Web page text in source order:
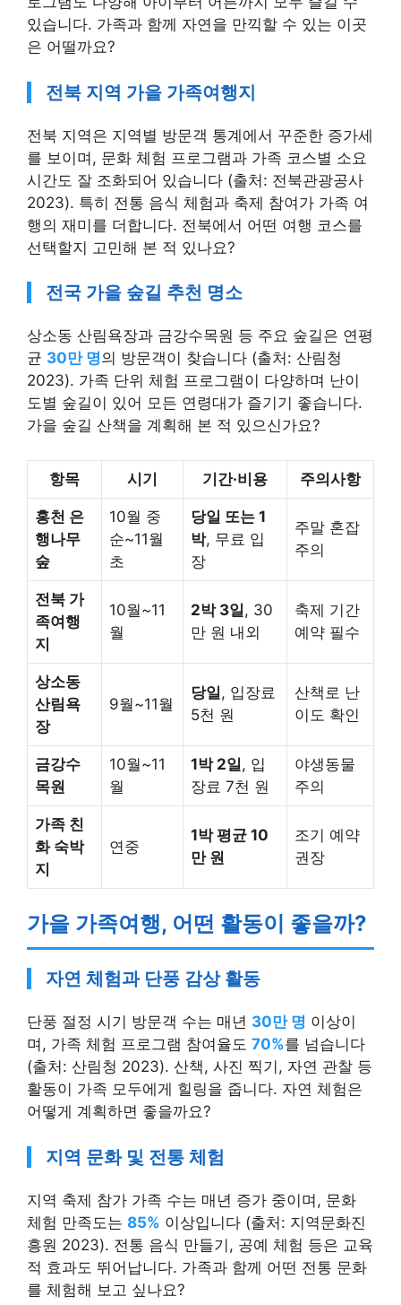
있습니다. 가족과 함께 자연을 만끽할 수 있는 이곳
은 어떨까요?
전북 지역 가을 가족여행지
전북 지역은 지역별 방문객 통계에서 꾸준한 증가세
를 보이며, 문화 체험 프로그램과 가족 코스별 소요
시간도 잘 조화되어 있습니다 (출처: 전북관광공사
2023). 특히 전통 음식 체험과 축제 참여가 가족 여
행의 재미를 더합니다. 전북에서 어떤 여행 코스를
선택할지 고민해 본 적 있나요?
전국 가을 숲길 추천 명소
상소동 산림욕장과 금강수목원 등 주요 숲길은 연평
균 30만 명의 방문객이 찾습니다 (출처: 산림청
2023). 가족 단위 체험 프로그램이 다양하며 난이
도별 숲길이 있어 모든 연령대가 즐기기 좋습니다.
가을 숲길 산책을 계획해 본 적 있으신가요?
항목 시기 기간·비용 주의사항
홍천 은
행나무
숲
10월 중
순~11월
초
당일 또는 1
박, 무료 입
장
주말 혼잡
주의
전북 가
족여행
지
10월~11
월
2박 3일, 30
만 원 내외
축제 기간
예약 필수
상소동
산림욕
장
9월~11월
당일, 입장료
5천 원
산책로 난
이도 확인
금강수
목원
10월~11
월
1박 2일, 입
장료 7천 원
야생동물
주의
가족 친
화 숙박
지
연중
1박 평균 10
만 원
조기 예약
권장
가을 가족여행, 어떤 활동이 좋을까?
자연 체험과 단풍 감상 활동
단풍 절정 시기 방문객 수는 매년 30만 명 이상이
며, 가족 체험 프로그램 참여율도 70%를 넘습니다
(출처: 산림청 2023). 산책, 사진 찍기, 자연 관찰 등
활동이 가족 모두에게 힐링을 줍니다. 자연 체험은
어떻게 계획하면 좋을까요?
지역 문화 및 전통 체험
지역 축제 참가 가족 수는 매년 증가 중이며, 문화
체험 만족도는 85% 이상입니다 (출처: 지역문화진
흥원 2023). 전통 음식 만들기, 공예 체험 등은 교육
적 효과도 뛰어납니다. 가족과 함께 어떤 전통 문화
를 체험해 보고 싶나요?